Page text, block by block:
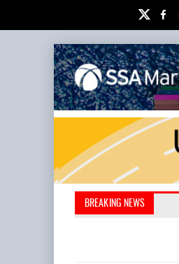
BREAKING NEWS